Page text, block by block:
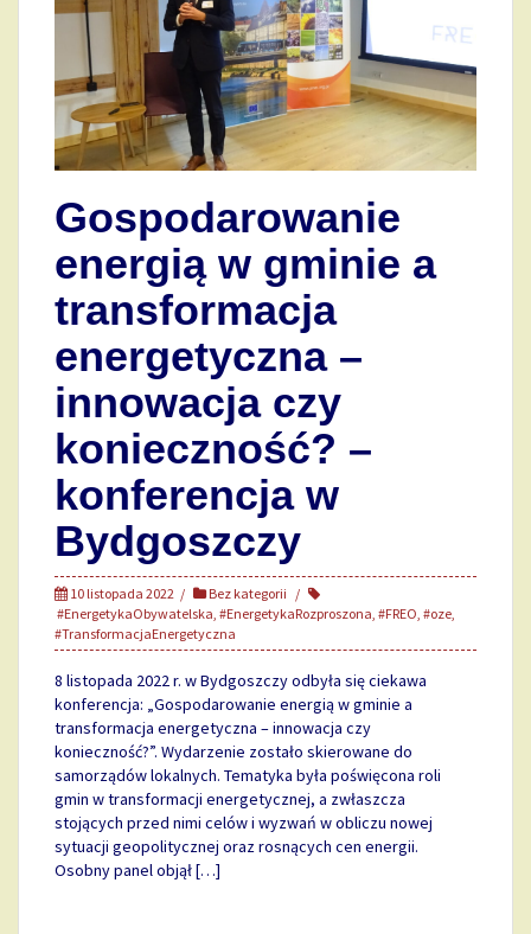
Gospodarowanie
energią w gminie a
transformacja
energetyczna –
innowacja czy
konieczność? –
konferencja w
Bydgoszczy
10 listopada 2022
Bez kategorii
#EnergetykaObywatelska, #EnergetykaRozproszona, #FREO, #oze,
#TransformacjaEnergetyczna
8 listopada 2022 r. w Bydgoszczy odbyła się ciekawa
konferencja: „Gospodarowanie energią w gminie a
transformacja energetyczna – innowacja czy
konieczność?”. Wydarzenie zostało skierowane do
samorządów lokalnych. Tematyka była poświęcona roli
gmin w transformacji energetycznej, a zwłaszcza
stojących przed nimi celów i wyzwań w obliczu nowej
sytuacji geopolitycznej oraz rosnących cen energii.
Osobny panel objął […]